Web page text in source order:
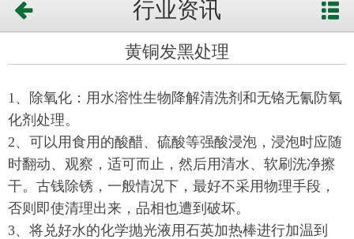
行业资讯
黄铜发黑处理
1、除氧化：用水溶性生物降解清洗剂和无铬无氰防氧
化剂处理。
2、可以用食用的酸醋、硫酸等强酸浸泡，浸泡时应随
时翻动、观察，适可而止，然后用清水、软刷洗净擦
干。古钱除锈，一般情况下，最好不采用物理手段，
否则即使清理出来，品相也遭到破坏。
3、将兑好水的化学抛光液用石英加热棒进行加温到